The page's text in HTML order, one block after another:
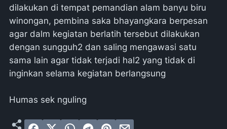
dilakukan di tempat pemandian alam banyu biru
winongan, pembina saka bhayangkara berpesan
agar dalm kegiatan berlatih tersebut dilakukan
dengan sungguh2 dan saling mengawasi satu
sama lain agar tidak terjadi hal2 yang tidak di
inginkan selama kegiatan berlangsung
Humas sek nguling